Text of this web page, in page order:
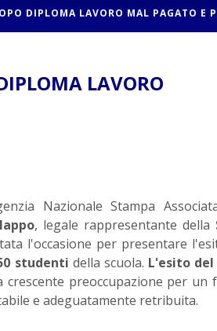
DIPLOMA LAVORO MAL PAGATO E
LAVORO
Nazionale Stampa
, legale rappresentante della
l'occasione per presentare
studenti della scuola. L'esito
crescente preoccupazione per
e adeguatamente retribuita.